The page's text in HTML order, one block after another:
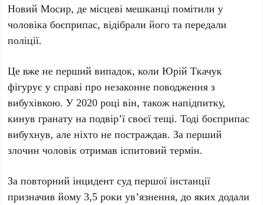
Новий Мосир, де місцеві мешканці помітили у
чоловіка боєприпас, відібрали його та передали
поліції.
Це вже не перший випадок, коли Юрій Ткачук
фігурує у справі про незаконне поводження з
вибухівкою. У 2020 році він, також напідпитку,
кинув гранату на подвір’ї своєї тещі. Тоді боєприпас
вибухнув, але ніхто не постраждав. За перший
злочин чоловік отримав іспитовий термін.
За повторний інцидент суд першої інстанції
призначив йому 3,5 роки ув’язнення, до яких додали